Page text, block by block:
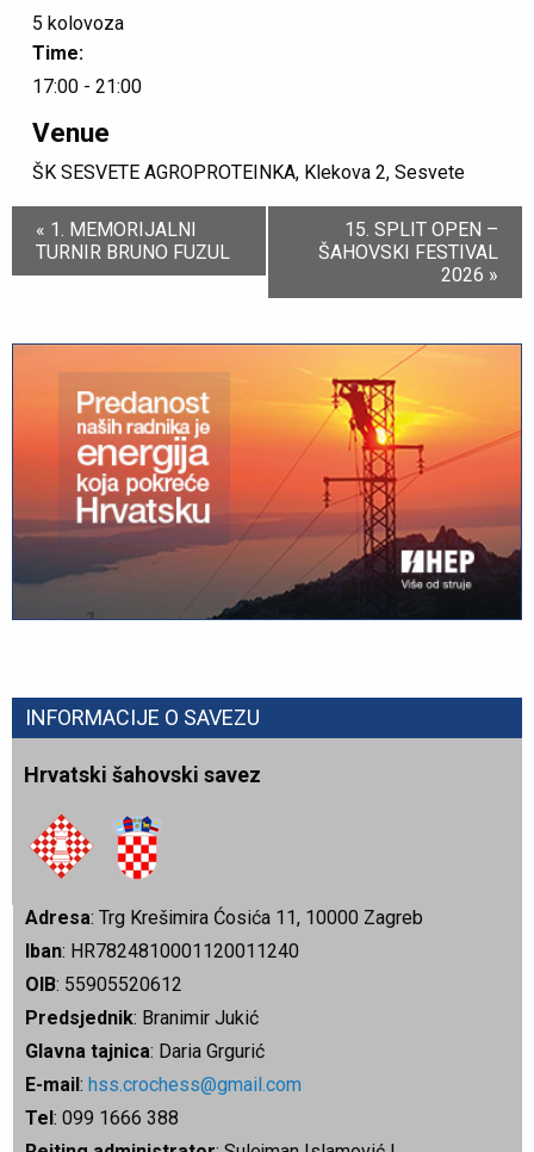
5 kolovoza
Time:
17:00 - 21:00
Venue
ŠK SESVETE AGROPROTEINKA, Klekova 2, Sesvete
Event
Navigation
« 1. MEMORIJALNI
TURNIR BRUNO FUZUL
15. SPLIT OPEN –
ŠAHOVSKI FESTIVAL
2026 »
INFORMACIJE O SAVEZU
Hrvatski šahovski savez
Adresa: Trg Krešimira Ćosića 11, 10000 Zagreb
Iban: HR7824810001120011240
OIB: 55905520612
Predsjednik: Branimir Jukić
Glavna tajnica: Daria Grgurić
E-mail: hss.crochess@gmail.com
Tel: 099 1666 388